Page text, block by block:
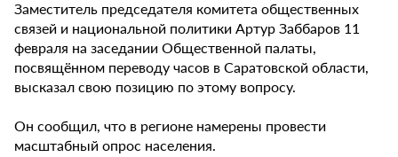
Заместитель председателя комитета общественных
связей и национальной политики Артур Заббаров 11
февраля на заседании Общественной палаты,
посвящённом переводу часов в Саратовской области,
высказал свою позицию по этому вопросу.
Он сообщил, что в регионе намерены провести
масштабный опрос населения.